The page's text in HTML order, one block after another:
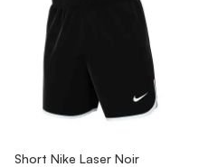
Short Nike Laser Noir